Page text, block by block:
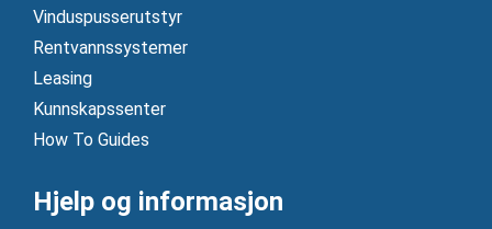
Vinduspusserutstyr
Rentvannssystemer
Leasing
Kunnskapssenter
How To Guides
Hjelp og informasjon